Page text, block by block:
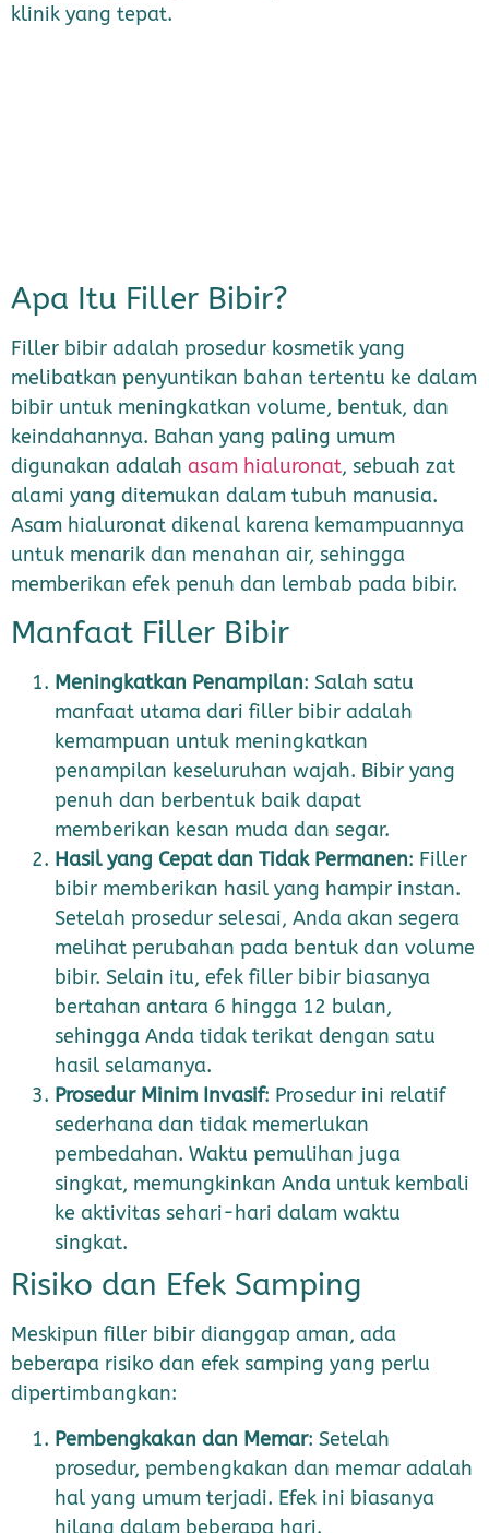
klinik yang tepat.
Apa Itu Filler Bibir?
Filler bibir adalah prosedur kosmetik yang
melibatkan penyuntikan bahan tertentu ke dalam
bibir untuk meningkatkan volume, bentuk, dan
keindahannya. Bahan yang paling umum
digunakan adalah asam hialuronat, sebuah zat
alami yang ditemukan dalam tubuh manusia.
Asam hialuronat dikenal karena kemampuannya
untuk menarik dan menahan air, sehingga
memberikan efek penuh dan lembab pada bibir.
Manfaat Filler Bibir
Meningkatkan Penampilan: Salah satu
manfaat utama dari filler bibir adalah
kemampuan untuk meningkatkan
penampilan keseluruhan wajah. Bibir yang
penuh dan berbentuk baik dapat
memberikan kesan muda dan segar.
Hasil yang Cepat dan Tidak Permanen: Filler
bibir memberikan hasil yang hampir instan.
Setelah prosedur selesai, Anda akan segera
melihat perubahan pada bentuk dan volume
bibir. Selain itu, efek filler bibir biasanya
bertahan antara 6 hingga 12 bulan,
sehingga Anda tidak terikat dengan satu
hasil selamanya.
Prosedur Minim Invasif: Prosedur ini relatif
sederhana dan tidak memerlukan
pembedahan. Waktu pemulihan juga
singkat, memungkinkan Anda untuk kembali
ke aktivitas sehari-hari dalam waktu
singkat.
Risiko dan Efek Samping
Meskipun filler bibir dianggap aman, ada
beberapa risiko dan efek samping yang perlu
dipertimbangkan:
Pembengkakan dan Memar: Setelah
prosedur, pembengkakan dan memar adalah
hal yang umum terjadi. Efek ini biasanya
hilang dalam beberapa hari.